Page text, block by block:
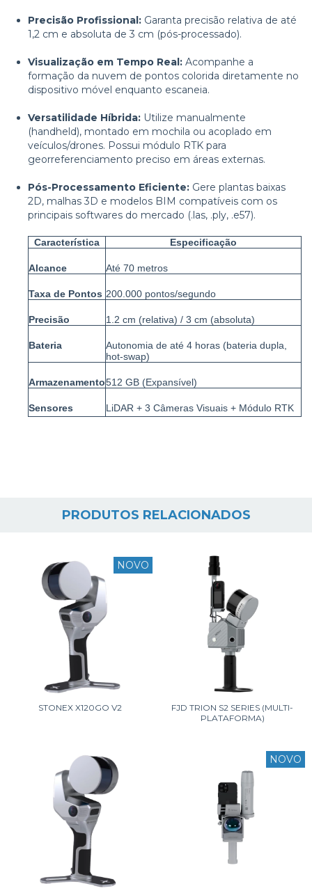
Precisão Profissional: Garanta precisão relativa de até
1,2 cm e absoluta de 3 cm (pós-processado).
Visualização em Tempo Real: Acompanhe a
formação da nuvem de pontos colorida diretamente no
dispositivo móvel enquanto escaneia.
Versatilidade Híbrida: Utilize manualmente
(handheld), montado em mochila ou acoplado em
veículos/drones. Possui módulo RTK para
georreferenciamento preciso em áreas externas.
Pós-Processamento Eficiente: Gere plantas baixas
2D, malhas 3D e modelos BIM compatíveis com os
principais softwares do mercado (.las, .ply, .e57).
Característica Especificação
Alcance Até 70 metros
Taxa de Pontos 200.000 pontos/segundo
Precisão 1.2 cm (relativa) / 3 cm (absoluta)
Bateria
Autonomia de até 4 horas (bateria dupla,
hot-swap)
Armazenamento512 GB (Expansível)
Sensores LiDAR + 3 Câmeras Visuais + Módulo RTK
PRODUTOS RELACIONADOS
NOVO
STONEX X120GO V2
FJD TRION S2 SERIES (MULTI-
PLATAFORMA)
NOVO